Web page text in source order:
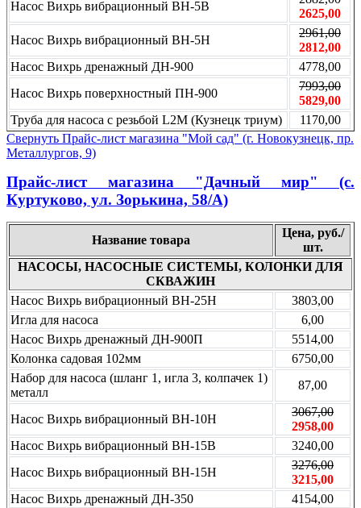
Насос Вихрь вибрационный ВН-5В
2625,00
Насос Вихрь вибрационный ВН-5Н
2961,00
2812,00
Насос Вихрь дренажный ДН-900
4778,00
Насос Вихрь поверхностный ПН-900
7993,00
5829,00
Труба для насоса с резьбой L2М (Кузнецк триум)
1170,00
Свернуть Прайс-лист магазина "Мой сад" (г. Новокузнецк, пр.
Металлургов, 9)
Прайс-лист магазина "Дачный мир" (с.
Куртуково, ул. Зорькина, 58/А)
Название товара
Цена, руб./
шт.
НАСОСЫ, НАСОСНЫЕ СИСТЕМЫ, КОЛОНКИ ДЛЯ
СКВАЖИН
Насос Вихрь вибрационный ВН-25Н
3803,00
Игла для насоса
6,00
Насос Вихрь дренажный ДН-900П
5514,00
Колонка садовая 102мм
6750,00
Набор для насоса (шланг 1, игла 3, колпачек 1)
металл
87,00
Насос Вихрь вибрационный ВН-10Н
3067,00
2958,00
Насос Вихрь вибрационный ВН-15В
3240,00
Насос Вихрь вибрационный ВН-15Н
3276,00
3215,00
Насос Вихрь дренажный ДН-350
4154,00